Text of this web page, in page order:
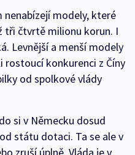
modely, které
tři čtvrtě milionu korun. I
Levnější a menší modely
rostoucí konkurenci z Číny
od spolkové vlády
si v Německu dosud
státu dotaci. Ta se ale v